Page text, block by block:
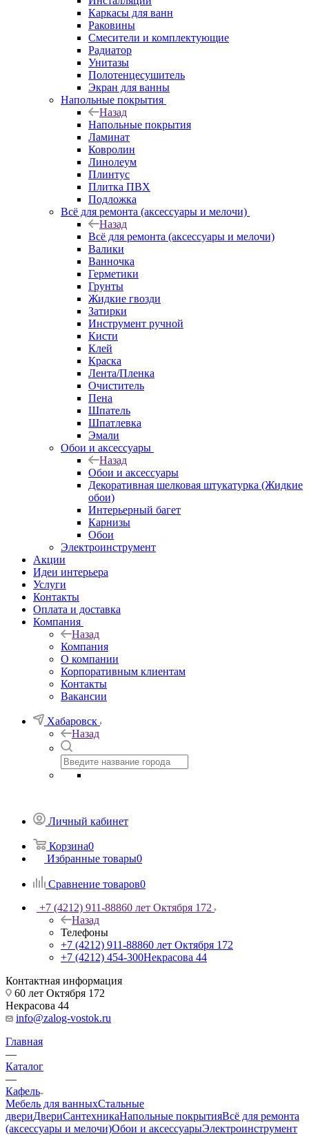
Каркасы для ванн
Раковины
Смесители и комплектующие
Радиатор
Унитазы
Полотенцесушитель
Экран для ванны
Напольные покрытия
Назад
Напольные покрытия
Ламинат
Ковролин
Линолеум
Плинтус
Плитка ПВХ
Подложка
Всё для ремонта (аксессуары и мелочи)
Назад
Всё для ремонта (аксессуары и мелочи)
Валики
Ванночка
Герметики
Грунты
Жидкие гвозди
Затирки
Инструмент ручной
Кисти
Клей
Краска
Лента/Пленка
Очиститель
Пена
Шпатель
Шпатлевка
Эмали
Обои и аксессуары
Назад
Обои и аксессуары
Декоративная шелковая штукатурка (Жидкие
обои)
Интерьерный багет
Карнизы
Обои
Электроинструмент
Акции
Идеи интерьера
Услуги
Контакты
Оплата и доставка
Компания
Назад
Компания
О компании
Корпоративным клиентам
Контакты
Вакансии
Хабаровск
Назад
Личный кабинет
Корзина0
Избранные товары0
Сравнение товаров0
+7 (4212) 911-88860 лет Октября 172
Назад
Телефоны
+7 (4212) 911-88860 лет Октября 172
+7 (4212) 454-300Некрасова 44
Контактная информация
60 лет Октября 172
Некрасова 44
info@zalog-vostok.ru
Главная
—
Каталог
—
Кафель
Мебель для ванныхСтальные
двериДвериСантехникаНапольные покрытияВсё для ремонта
(аксессуары и мелочи)Обои и аксессуарыЭлектроинструмент